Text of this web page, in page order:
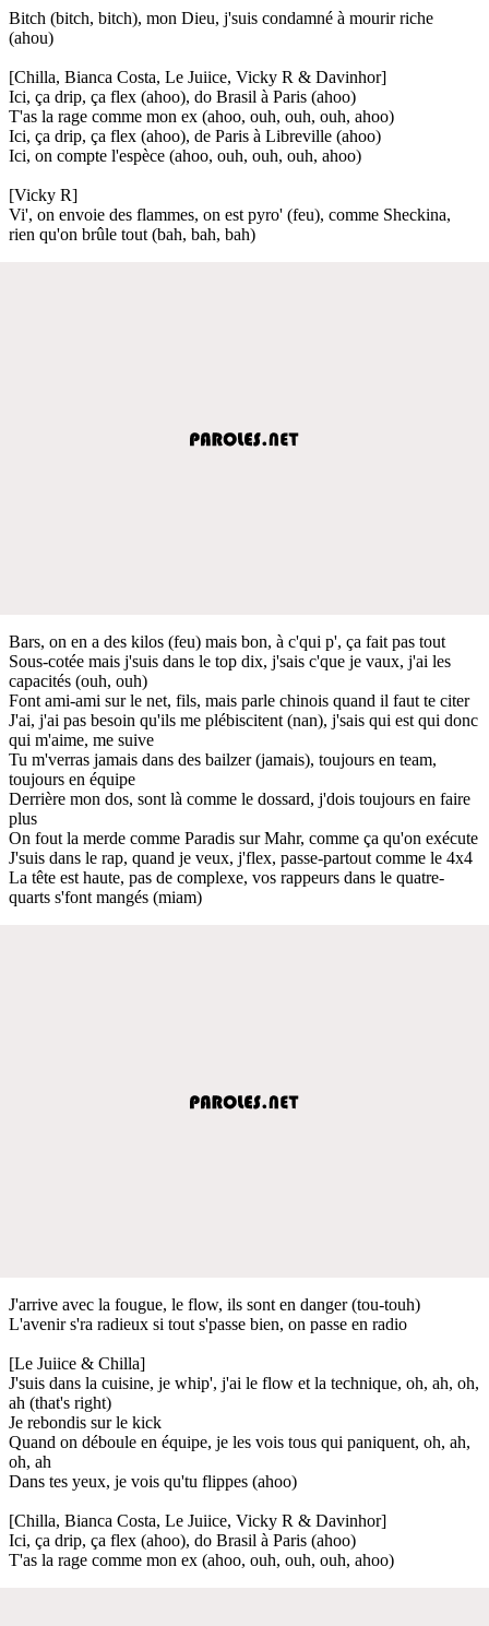
Bitch (bitch, bitch), mon Dieu, j'suis condamné à mourir riche
(ahou)
[Chilla, Bianca Costa, Le Juiice, Vicky R & Davinhor]
Ici, ça drip, ça flex (ahoo), do Brasil à Paris (ahoo)
T'as la rage comme mon ex (ahoo, ouh, ouh, ouh, ahoo)
Ici, ça drip, ça flex (ahoo), de Paris à Libreville (ahoo)
Ici, on compte l'espèce (ahoo, ouh, ouh, ouh, ahoo)
[Vicky R]
Vi', on envoie des flammes, on est pyro' (feu), comme Sheckina,
rien qu'on brûle tout (bah, bah, bah)
Bars, on en a des kilos (feu) mais bon, à c'qui p', ça fait pas tout
Sous-cotée mais j'suis dans le top dix, j'sais c'que je vaux, j'ai les
capacités (ouh, ouh)
Font ami-ami sur le net, fils, mais parle chinois quand il faut te citer
J'ai, j'ai pas besoin qu'ils me plébiscitent (nan), j'sais qui est qui donc
qui m'aime, me suive
Tu m'verras jamais dans des bailzer (jamais), toujours en team,
toujours en équipe
Derrière mon dos, sont là comme le dossard, j'dois toujours en faire
plus
On fout la merde comme Paradis sur Mahr, comme ça qu'on exécute
J'suis dans le rap, quand je veux, j'flex, passe-partout comme le 4x4
La tête est haute, pas de complexe, vos rappeurs dans le quatre-
quarts s'font mangés (miam)
J'arrive avec la fougue, le flow, ils sont en danger (tou-touh)
L'avenir s'ra radieux si tout s'passe bien, on passe en radio
[Le Juiice & Chilla]
J'suis dans la cuisine, je whip', j'ai le flow et la technique, oh, ah, oh,
ah (that's right)
Je rebondis sur le kick
Quand on déboule en équipe, je les vois tous qui paniquent, oh, ah,
oh, ah
Dans tes yeux, je vois qu'tu flippes (ahoo)
[Chilla, Bianca Costa, Le Juiice, Vicky R & Davinhor]
Ici, ça drip, ça flex (ahoo), do Brasil à Paris (ahoo)
T'as la rage comme mon ex (ahoo, ouh, ouh, ouh, ahoo)